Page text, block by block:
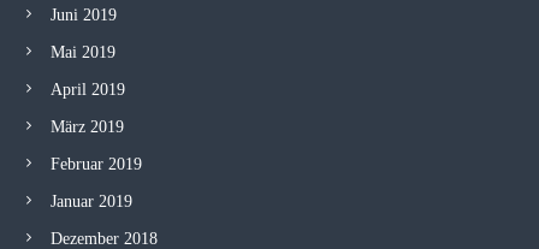
Juni 2019
Mai 2019
April 2019
März 2019
Februar 2019
Januar 2019
Dezember 2018